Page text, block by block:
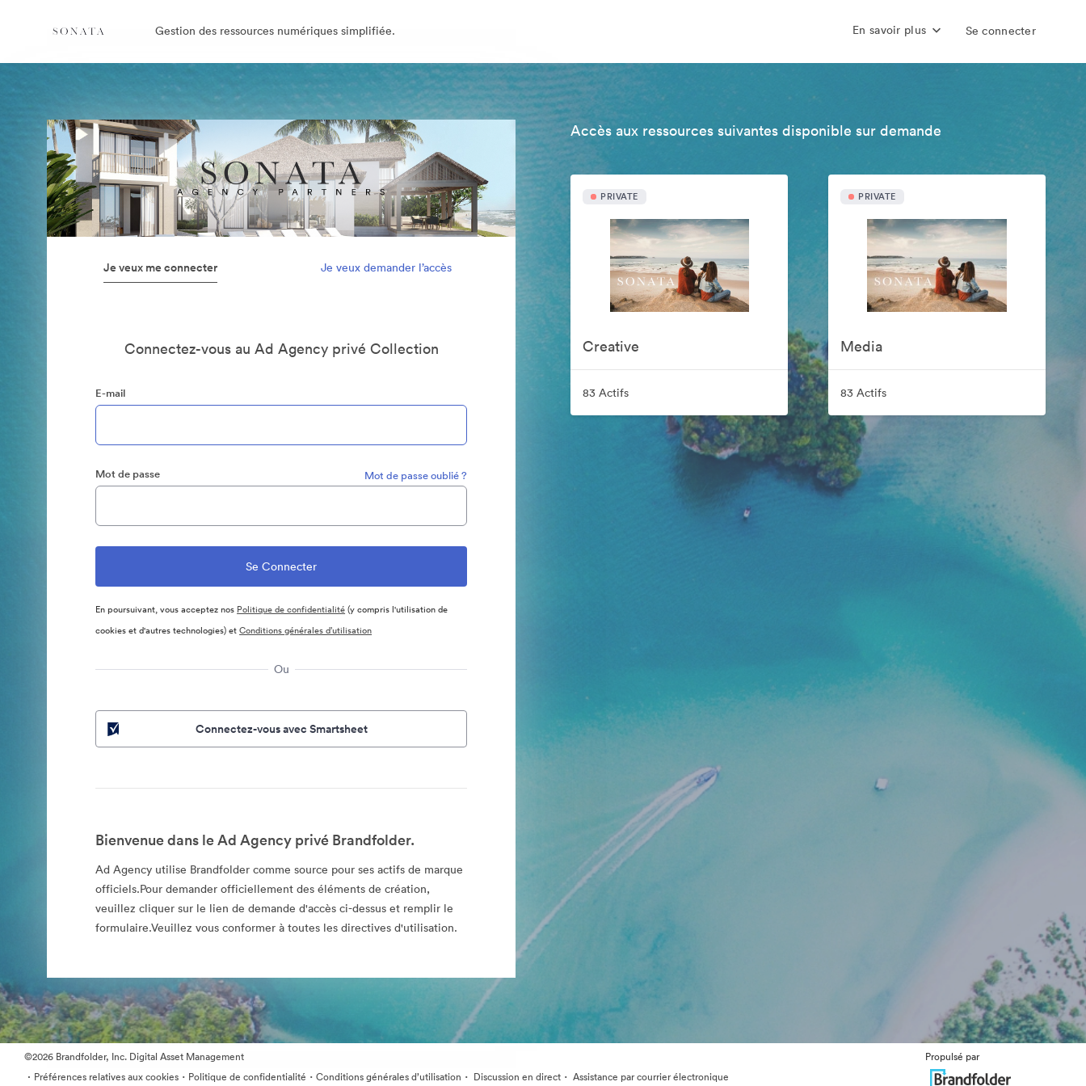
Gestion des ressources numériques simplifiée. En savoir plus Se connecter
Je veux me connecter Je veux demander l’accès
Connectez-vous au Ad Agency privé Collection
E-mail
Mot de passe Mot de passe oublié ?
En poursuivant, vous acceptez nos Politique de confidentialité(y compris l'utilisation de
cookies et d'autres technologies) etConditions générales d’utilisation
Ou
Connectez-vous avec Smartsheet
Bienvenue dans le Ad Agency privé Brandfolder.
Ad Agency utilise Brandfolder comme source pour ses actifs de marque
officiels.Pour demander officiellement des éléments de création,
veuillez cliquer sur le lien de demande d'accès ci-dessus et remplir le
formulaire.Veuillez vous conformer à toutes les directives d'utilisation.
Accès aux ressources suivantes disponible sur demande
PRIVATE
Creative
83 Actifs
PRIVATE
Media
83 Actifs
©2026 Brandfolder, Inc. Digital Asset Management
· Préférences relatives aux cookies · Politique de confidentialité · Conditions générales d’utilisation · Discussion en direct · Assistance par courrier électronique
Propulsé par